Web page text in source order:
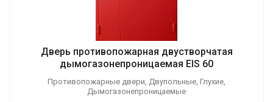
Дверь противопожарная двустворчатая
дымогазонепроницаемая EIS 60
Противопожарные двери, Двупольные, Глухие,
Дымогазонепроницаемые